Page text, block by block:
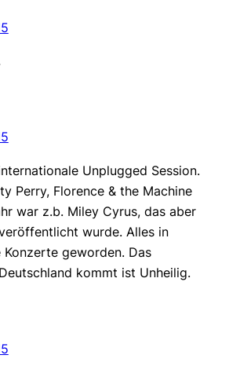
Unplugged Session.
Perry, Florence & the Machine
war z.b. Miley Cyrus, das aber
wurde. Alles in
geworden. Das
kommt ist Unheilig.